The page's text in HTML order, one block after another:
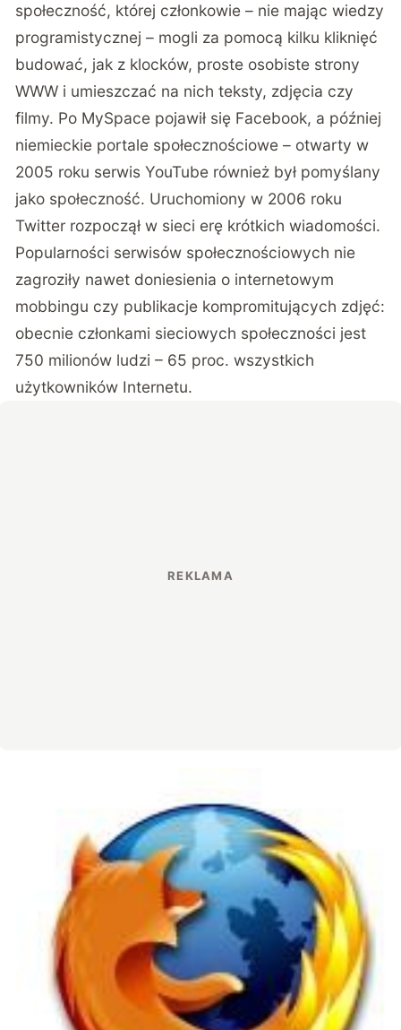
społeczność, której członkowie – nie mając wiedzy
programistycznej – mogli za pomocą kilku kliknięć
budować, jak z klocków, proste osobiste strony
WWW i umieszczać na nich teksty, zdjęcia czy
filmy. Po MySpace pojawił się Facebook, a później
niemieckie portale społecznościowe – otwarty w
2005 roku serwis YouTube również był pomyślany
jako społeczność. Uruchomiony w 2006 roku
Twitter rozpoczął w sieci erę krótkich wiadomości.
Popularności serwisów społecznościowych nie
zagroziły nawet doniesienia o internetowym
mobbingu czy publikacje kompromitujących zdjęć:
obecnie członkami sieciowych społeczności jest
750 milionów ludzi – 65 proc. wszystkich
użytkowników Internetu.